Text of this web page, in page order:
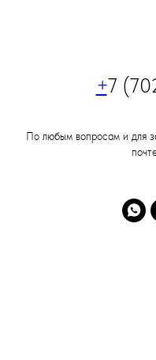
+7
По любым вопросам и для